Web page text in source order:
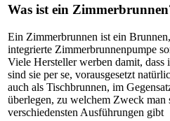
Was ist ein
Ein Zimmerbrunnen ist ein
integrierte Zimmerbrunnenpumpe
Viele Hersteller werben damit,
sind sie per se, vorausgesetzt
auch als Tischbrunnen, im
überlegen, zu welchem Zweck man
verschiedensten Ausführungen gibt